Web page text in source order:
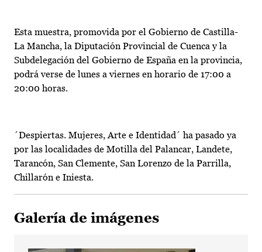
Esta muestra, promovida por el Gobierno de Castilla-
La Mancha, la Diputación Provincial de Cuenca y la
Subdelegación del Gobierno de España en la provincia,
podrá verse de lunes a viernes en horario de 17:00 a
20:00 horas.
´Despiertas. Mujeres, Arte e Identidad´ ha pasado ya
por las localidades de Motilla del Palancar, Landete,
Tarancón, San Clemente, San Lorenzo de la Parrilla,
Chillarón e Iniesta.
Galería de imágenes